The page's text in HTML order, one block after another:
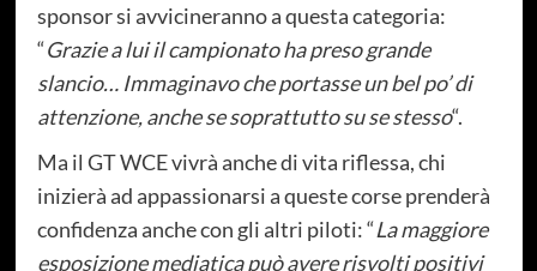
sponsor si avvicineranno a questa categoria:
“Grazie a lui il campionato ha preso grande
slancio… Immaginavo che portasse un bel po’ di
attenzione, anche se soprattutto su se stesso“.
Ma il GT WCE vivrà anche di vita riflessa, chi
inizierà ad appassionarsi a queste corse prenderà
confidenza anche con gli altri piloti: “La maggiore
esposizione mediatica può avere risvolti positivi